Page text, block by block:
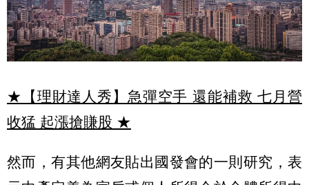
★【理財達人秀】急彈空手 還能補救 七月營
收猛 起漲搶賺股 ★
然而，有其他網友貼出國發會的一則研究，表